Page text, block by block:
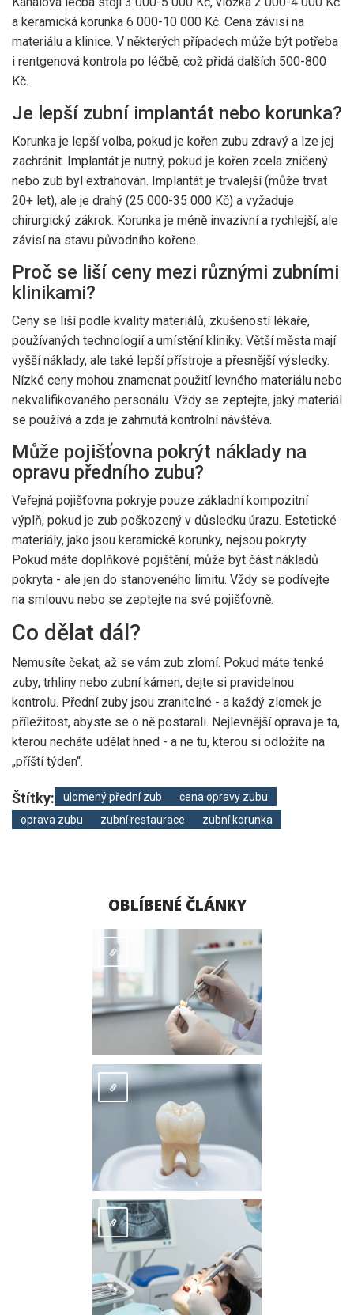
a keramická korunka 6 000-10 000 Kč. Cena závisí na
materiálu a klinice. V některých případech může být potřeba
i rentgenová kontrola po léčbě, což přidá dalších 500-800
Kč.
Je lepší zubní implantát nebo korunka?
Korunka je lepší volba, pokud je kořen zubu zdravý a lze jej
zachránit. Implantát je nutný, pokud je kořen zcela zničený
nebo zub byl extrahován. Implantát je trvalejší (může trvat
20+ let), ale je drahý (25 000-35 000 Kč) a vyžaduje
chirurgický zákrok. Korunka je méně invazivní a rychlejší, ale
závisí na stavu původního kořene.
Proč se liší ceny mezi různými zubními
klinikami?
Ceny se liší podle kvality materiálů, zkušeností lékaře,
používaných technologií a umístění kliniky. Větší města mají
vyšší náklady, ale také lepší přístroje a přesnější výsledky.
Nízké ceny mohou znamenat použití levného materiálu nebo
nekvalifikovaného personálu. Vždy se zeptejte, jaký materiál
se používá a zda je zahrnutá kontrolní návštěva.
Může pojišťovna pokrýt náklady na
opravu předního zubu?
Veřejná pojišťovna pokryje pouze základní kompozitní
výplň, pokud je zub poškozený v důsledku úrazu. Estetické
materiály, jako jsou keramické korunky, nejsou pokryty.
Pokud máte doplňkové pojištění, může být část nákladů
pokryta - ale jen do stanoveného limitu. Vždy se podívejte
na smlouvu nebo se zeptejte na své pojišťovně.
Co dělat dál?
Nemusíte čekat, až se vám zub zlomí. Pokud máte tenké
zuby, trhliny nebo zubní kámen, dejte si pravidelnou
kontrolu. Přední zuby jsou zranitelné - a každý zlomek je
příležitost, abyste se o ně postarali. Nejlevnější oprava je ta,
kterou necháte udělat hned - a ne tu, kterou si odložíte na
„příští týden“.
Štítky: ulomený přední zub
cena opravy zubu
oprava zubu
zubní restaurace zubní korunka
OBLÍBENÉ ČLÁNKY